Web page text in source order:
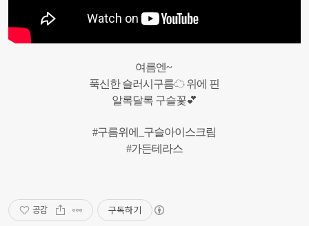
여름엔~
푹신한 슬러시구름☁ 위에 핀
알록달록 구슬꽃💕
#구름위에_구슬아이스크림
#가든테라스
공감 구독하기